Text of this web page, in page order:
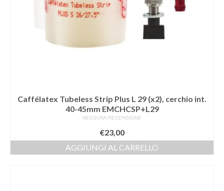
Caffélatex Tubeless Strip Plus L 29 (x2), cerchio int.
40-45mm EMCHCSP+L29
NESSUNA RECENSIONE
€23,00
AGGIUNGI AL CARRELLO